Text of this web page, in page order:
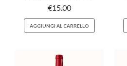
€15.00
AGGIUNGI AL CARRELLO